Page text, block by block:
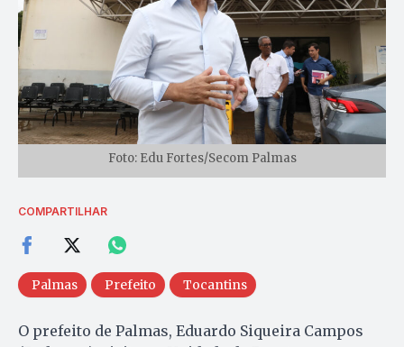
Foto: Edu Fortes/Secom Palmas
COMPARTILHAR
Palmas Prefeito Tocantins
O prefeito de Palmas, Eduardo Siqueira Campos